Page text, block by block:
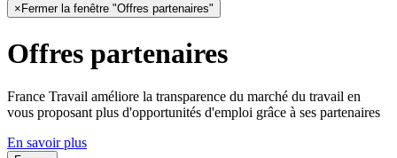
× Fermer la fenêtre "Offres partenaires"
Offres partenaires
France Travail améliore la transparence du marché du travail en
vous proposant plus d'opportunités d'emploi grâce à ses partenaires
En savoir plus